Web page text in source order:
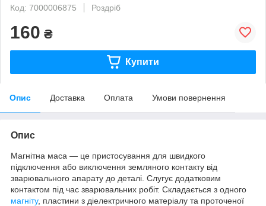
Код: 7000006875
Роздріб
160 ₴
Купити
Опис Доставка Оплата Умови повернення
Опис
Магнітна маса — це пристосування для швидкого
підключення або виключення земляного контакту від
зварювального апарату до деталі. Слугує додатковим
контактом під час зварювальних робіт. Складається з одного
магніту, пластини з діелектричного матеріалу та проточеної